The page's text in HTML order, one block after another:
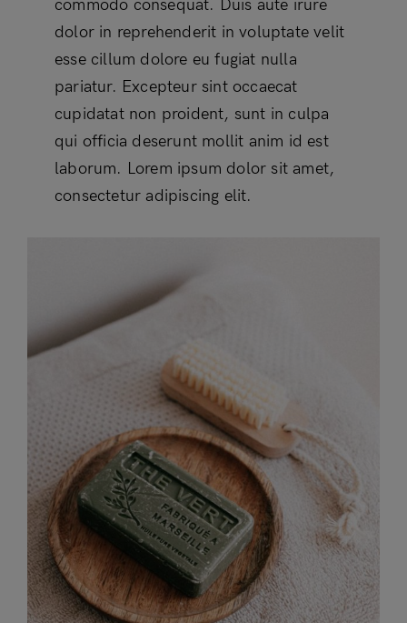
commodo consequat. Duis aute irure
dolor in reprehenderit in voluptate velit
esse cillum dolore eu fugiat nulla
pariatur. Excepteur sint occaecat
cupidatat non proident, sunt in culpa
qui officia deserunt mollit anim id est
laborum. Lorem ipsum dolor sit amet,
consectetur adipiscing elit.